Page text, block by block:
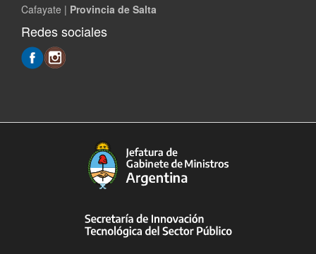
Cafayate | Provincia de Salta
Redes sociales